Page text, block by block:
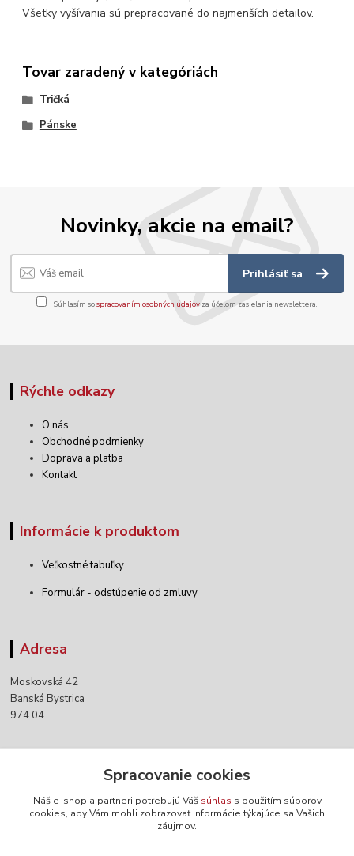
Všetky vyšívania sú prepracované do najmenších detailov.
Tovar zaradený v kategóriách
Tričká
Pánske
Novinky, akcie na email?
Prihlásiť sa
Súhlasím sospracovaním osobných údajov za účelom zasielania newslettera.
Rýchle odkazy
O nás
Obchodné podmienky
Doprava a platba
Kontakt
Informácie k produktom
Veľkostné tabuľky
Formulár - odstúpenie od zmluvy
Adresa
Moskovská 42
Banská Bystrica
974 04
+421 903 152 158
Spracovanie cookies
Náš e-shop a partneri potrebujú Váš súhlas s použitím súborov
cookies, aby Vám mohli zobrazovať informácie týkajúce sa Vašich
záujmov.